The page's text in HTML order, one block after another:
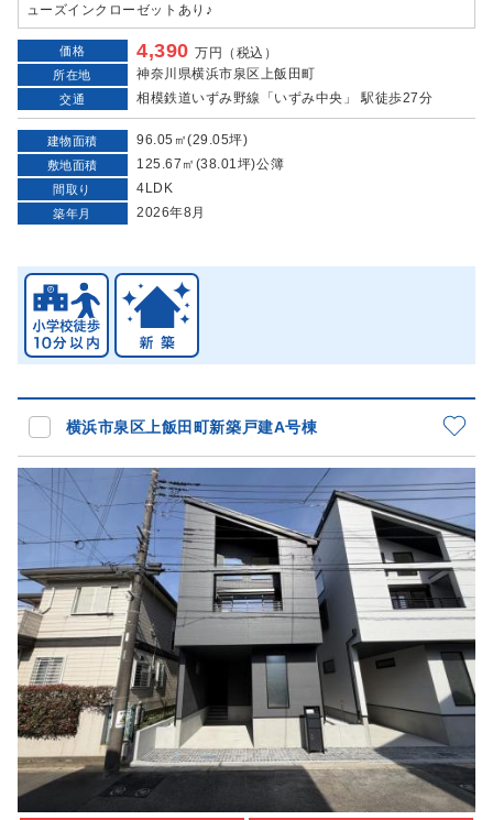
ューズインクローゼットあり♪
価格 4,390万円（税込）
所在地 神奈川県横浜市泉区上飯田町
交通 相模鉄道いずみ野線「いずみ中央」 駅徒歩27分
建物面積 96.05㎡(29.05坪)
敷地面積 125.67㎡(38.01坪)公簿
間取り 4LDK
築年月 2026年8月
横浜市泉区上飯田町新築戸建A号棟